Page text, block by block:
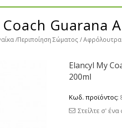
Guarana
Περιποίηση Σώματος Αφρόλουτρα
Elancyl My
200ml
Κωδ. προϊόντος:
Στείλτε σ' ένα